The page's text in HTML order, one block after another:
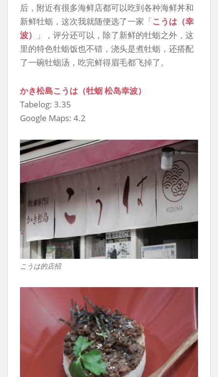
后，附近有很多海鲜店都可以吃到各种海鲜丼和
新鲜牡蛎，这次我就随便选了一家「こうは（幸
波）
」，评分还可以，除了新鲜的牡蛎之外，这
里的特色牡蛎饭也不错，浇头是煮牡蛎，还搭配
了一碗牡蛎汤，吃完鲜得眉毛都飞掉了。
かき松島こうは（牡蛎 松岛幸波）
Tabelog: 3.35
Google Maps: 4.2
こうは的店招